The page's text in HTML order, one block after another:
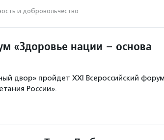
и доброволь­чест­во
«Здоровье нации – основа
двор» пройдет XXI Всероссийский
России».